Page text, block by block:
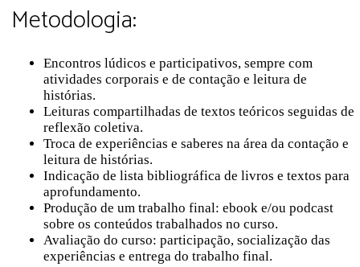
Metodologia:
Encontros lúdicos e participativos, sempre com
atividades corporais e de contação e leitura de
histórias.
Leituras compartilhadas de textos teóricos seguidas de
reflexão coletiva.
Troca de experiências e saberes na área da contação e
leitura de histórias.
Indicação de lista bibliográfica de livros e textos para
aprofundamento.
Produção de um trabalho final: ebook e/ou podcast
sobre os conteúdos trabalhados no curso.
Avaliação do curso: participação, socialização das
experiências e entrega do trabalho final.